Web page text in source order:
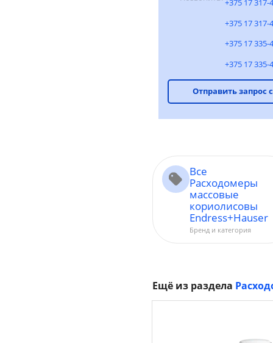
+375 17 317-
+375 17 317-
+375 17 335-
+375 17 335-
Отправить запрос
Все
Расходомеры
массовые
кориолисовы
Endress+Hauser
Бренд и категория
Ещё из раздела